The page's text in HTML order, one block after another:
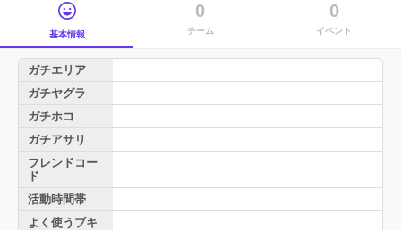
基本情報
0
チーム
0
イベント
ガチエリア
ガチヤグラ
ガチホコ
ガチアサリ
フレンドコー
ド
活動時間帯
よく使うブキ